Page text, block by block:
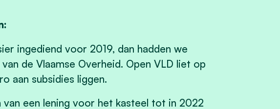
ingediend voor 2019, dan hadden we
de Vlaamse Overheid. Open VLD liet op
aan subsidies liggen.
een lening voor het kasteel tot in 2022